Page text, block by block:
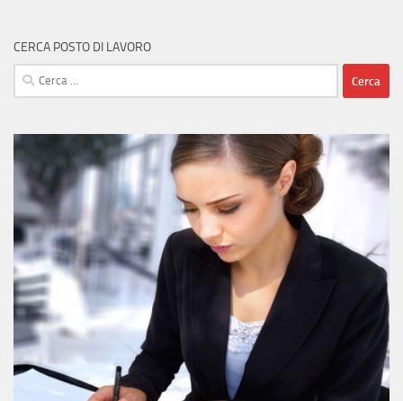
CERCA POSTO DI LAVORO
Ricerca
per: